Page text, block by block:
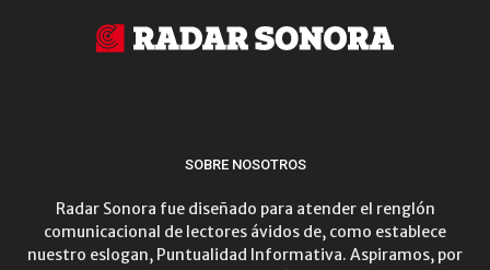
SOBRE NOSOTROS
Radar Sonora fue diseñado para atender el renglón
comunicacional de lectores ávidos de, como establece
nuestro eslogan, Puntualidad Informativa. Aspiramos, por